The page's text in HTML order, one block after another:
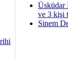
Üsküdar
ve 3 kişi
Sinem